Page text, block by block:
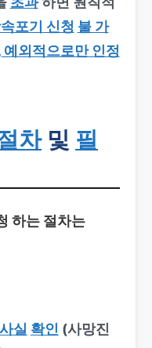
포기 신청 불 가
예외적으로만 인정
차및 필
하는 절차는
사실 확인 (사망진